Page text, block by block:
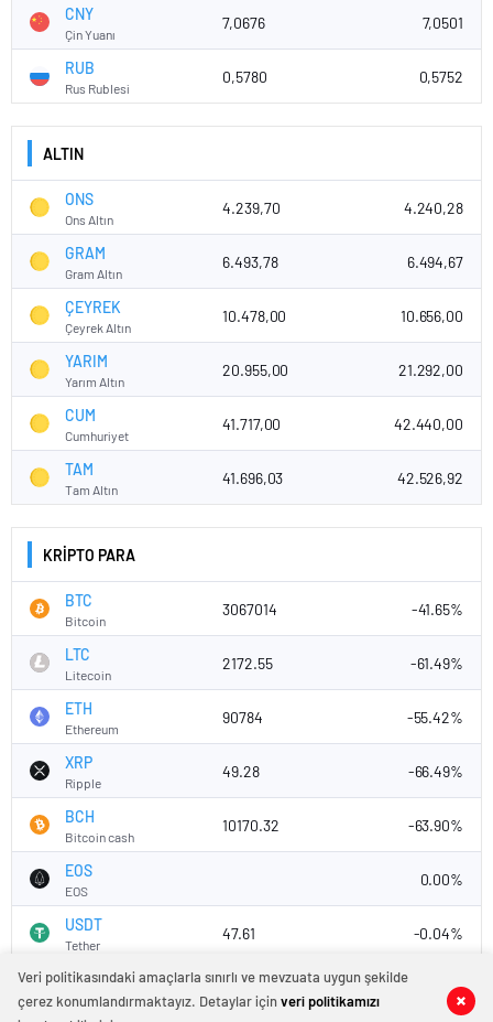
CNY
Çin Yuanı
7,0676 7,0501
RUB
Rus Rublesi
0,5780 0,5752
ALTIN
ONS
Ons Altın
4.239,70 4.240,28
GRAM
Gram Altın
6.493,78 6.494,67
ÇEYREK
Çeyrek Altın
10.478,00 10.656,00
YARIM
Yarım Altın
20.955,00 21.292,00
CUM
Cumhuriyet
41.717,00 42.440,00
TAM
Tam Altın
41.696,03 42.526,92
KRİPTO PARA
BTC
Bitcoin
3067014 -41.65%
LTC
Litecoin
2172.55 -61.49%
ETH
Ethereum
90784 -55.42%
XRP
Ripple
49.28 -66.49%
BCH
Bitcoin cash
10170.32 -63.90%
EOS
EOS
0.00%
USDT
Tether
47.61 -0.04%
Tüm Hakları Saklıdır. Horoz Gazetesi - Copyright © 2024
Veri politikasındaki amaçlarla sınırlı ve mevzuata uygun şekilde
çerez konumlandırmaktayız. Detaylar içinveri politikamızı